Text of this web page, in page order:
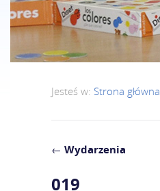
Jesteś w: Strona główna
← Wydarzenia
019